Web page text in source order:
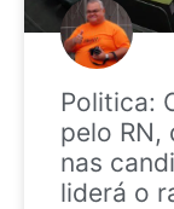
Politica:
pelo RN,
nas
liderá o